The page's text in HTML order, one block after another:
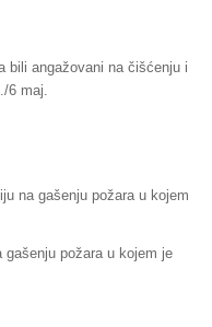
bili angažovani na čišćenju i
6 maj.
na gašenju požara u kojem
gašenju požara u kojem je